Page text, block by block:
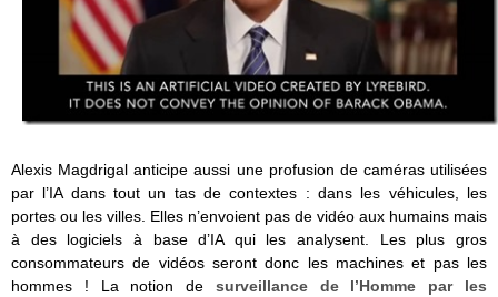
Alexis Magdrigal anticipe aussi une profusion de caméras utilisées
par l’IA dans tout un tas de contextes : dans les véhicules, les
portes ou les villes. Elles n’envoient pas de vidéo aux humains mais
à des logiciels à base d’IA qui les analysent. Les plus gros
consommateurs de vidéos seront donc les machines et pas les
hommes ! La notion de surveillance de l’Homme par les